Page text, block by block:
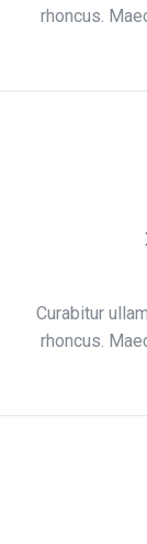
rhoncus.
Curabitur
rhoncus.